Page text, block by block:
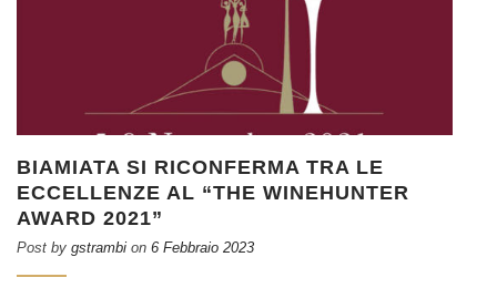
BIAMIATA SI RICONFERMA TRA LE
ECCELLENZE AL “THE WINEHUNTER
AWARD 2021”
Post by gstrambi on 6 Febbraio 2023